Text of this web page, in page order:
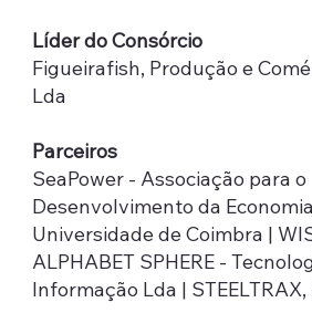
Líder do Consórcio
Figueirafish, Produção e
Lda
Parceiros
SeaPower - Associação para o
Desenvolvimento da
Universidade de Coimbra |
ALPHABET SPHERE -
Informação Lda | STEELTRAX,